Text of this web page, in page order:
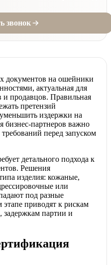
звонок
документов на ошейники
актуальная для
и продавцов. Правильная
претензий
издержки на
бизнес-партнеров важно
перед запуском
детального подхода к
Решения
изделия: кожаные,
или
под разные
приводят к рискам
задержкам партии и